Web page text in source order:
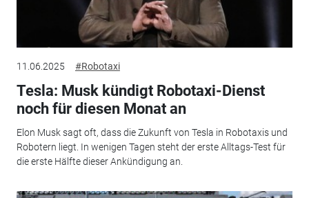
11.06.2025 #Robotaxi
Tesla: Musk kündigt Robotaxi-Dienst
noch für diesen Monat an
Elon Musk sagt oft, dass die Zukunft von Tesla in Robotaxis und
Robotern liegt. In wenigen Tagen steht der erste Alltags-Test für
die erste Hälfte dieser Ankündigung an.